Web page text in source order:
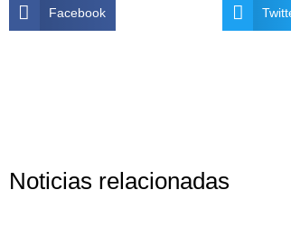
Facebook
Noticias relacionadas